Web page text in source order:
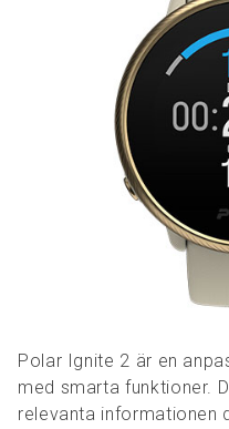
Polar Ignite 2 är en
med smarta funktioner.
relevanta informationen